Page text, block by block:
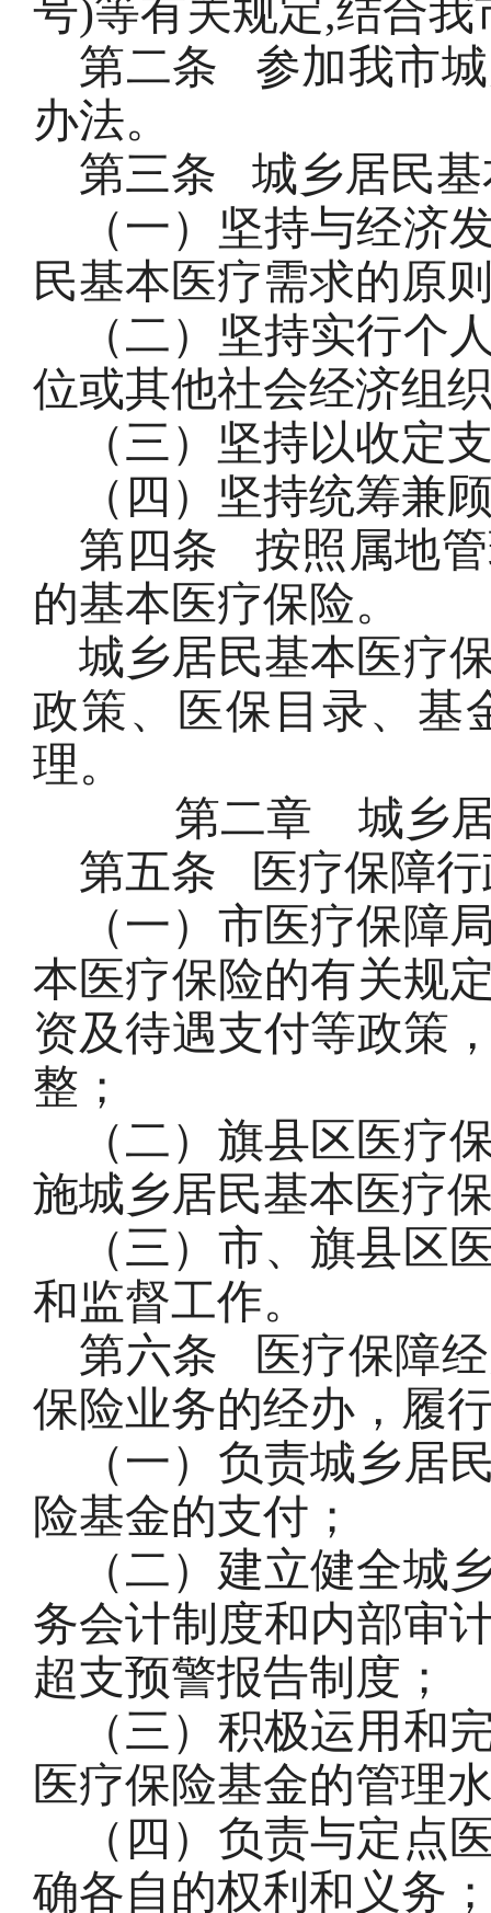
号)等有关规定,结合
第二条
参加我市
办法。
第三条
城乡居民
（一）坚持与经济
民基本医疗需求的原
（二）坚持实行个
位或其他社会经济组
（三）坚持以收定
（四）坚持统筹兼
第四条
按照属地
的基本医疗保险。
城乡居民基本医疗
政策、医保目录、基
理。
第二章
城乡
第五条
医疗保障
（一）市医疗保障
本医疗保险的有关规
资及待遇支付等政策
整；
（二）旗县区医疗
施城乡居民基本医疗
（三）市、旗县区
和监督工作。
第六条
医疗保障
保险业务的经办，履
（一）负责城乡居
险基金的支付；
（二）建立健全城
务会计制度和内部审
超支预警报告制度；
（三）积极运用和
医疗保险基金的管理
（四）负责与定点
确各自的权利和义务